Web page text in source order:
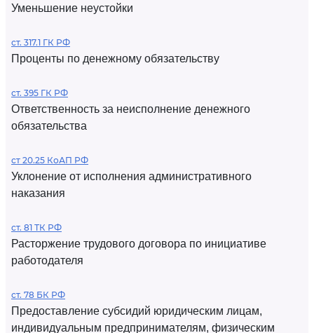
Уменьшение неустойки
ст. 317.1 ГК РФ
Проценты по денежному обязательству
ст. 395 ГК РФ
Ответственность за неисполнение денежного
обязательства
ст 20.25 КоАП РФ
Уклонение от исполнения административного
наказания
ст. 81 ТК РФ
Расторжение трудового договора по инициативе
работодателя
ст. 78 БК РФ
Предоставление субсидий юридическим лицам,
индивидуальным предпринимателям, физическим